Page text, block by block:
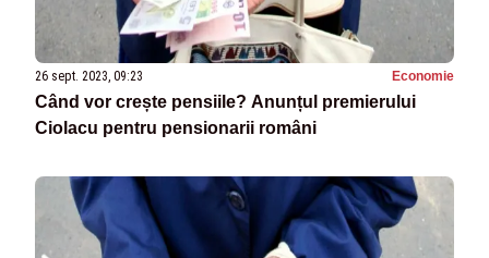
26 sept. 2023, 09:23 Economie
Când vor crește pensiile? Anunțul premierului
Ciolacu pentru pensionarii români